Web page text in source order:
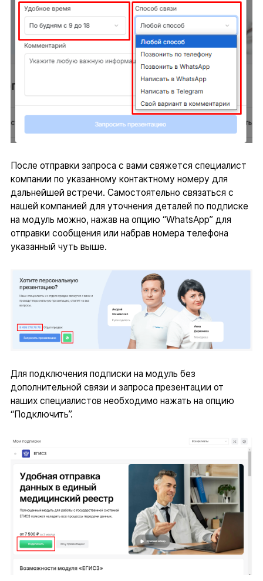
После отправки запроса с вами свяжется специалист
компании по указанному контактному номеру для
дальнейшей встречи. Самостоятельно связаться с
нашей компанией для уточнения деталей по подписке
на модуль можно, нажав на опцию “WhatsApp” для
отправки сообщения или набрав номера телефона
указанный чуть выше.
Для подключения подписки на модуль без
дополнительной связи и запроса презентации от
наших специалистов необходимо нажать на опцию
“Подключить”.